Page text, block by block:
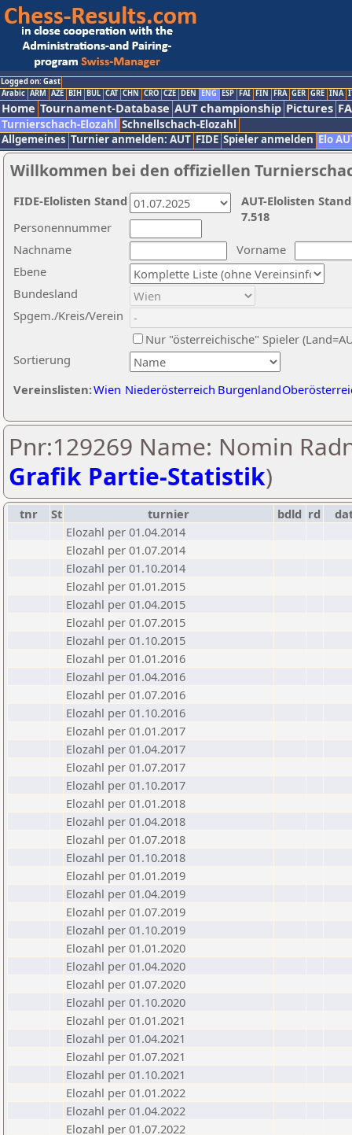
Logged on: Gast
Arabic ARM AZE BIH BUL CAT CHN CRO CZE DEN ENG ESP FAI FIN FRA GER GRE INA
Home Tournament-Database AUT championship Pictures
Turnierschach-Elozahl Schnellschach-Elozahl
Allgemeines Turnier anmelden: AUT FIDE Spieler anmelden Elo
Willkommen bei den offiziellen
Nachname
Vorname
Ebene
Sortierung
Personennummer
Bundesland
Spgem./Kreis/Verein
Nur "österreichische" Spieler
Vereinslisten:Wien Niederösterreich Burgenland
AUT-Elolisten
7.518
FIDE-Elolisten Stand
Pnr:129269 Name: Nomin
Grafik Partie-Statistik)
tnr St turnier bdld rd
Elozahl per 01.04.2014
Elozahl per 01.07.2014
Elozahl per 01.10.2014
Elozahl per 01.01.2015
Elozahl per 01.04.2015
Elozahl per 01.07.2015
Elozahl per 01.10.2015
Elozahl per 01.01.2016
Elozahl per 01.04.2016
Elozahl per 01.07.2016
Elozahl per 01.10.2016
Elozahl per 01.01.2017
Elozahl per 01.04.2017
Elozahl per 01.07.2017
Elozahl per 01.10.2017
Elozahl per 01.01.2018
Elozahl per 01.04.2018
Elozahl per 01.07.2018
Elozahl per 01.10.2018
Elozahl per 01.01.2019
Elozahl per 01.04.2019
Elozahl per 01.07.2019
Elozahl per 01.10.2019
Elozahl per 01.01.2020
Elozahl per 01.04.2020
Elozahl per 01.07.2020
Elozahl per 01.10.2020
Elozahl per 01.01.2021
Elozahl per 01.04.2021
Elozahl per 01.07.2021
Elozahl per 01.10.2021
Elozahl per 01.01.2022
Elozahl per 01.04.2022
Elozahl per 01.07.2022